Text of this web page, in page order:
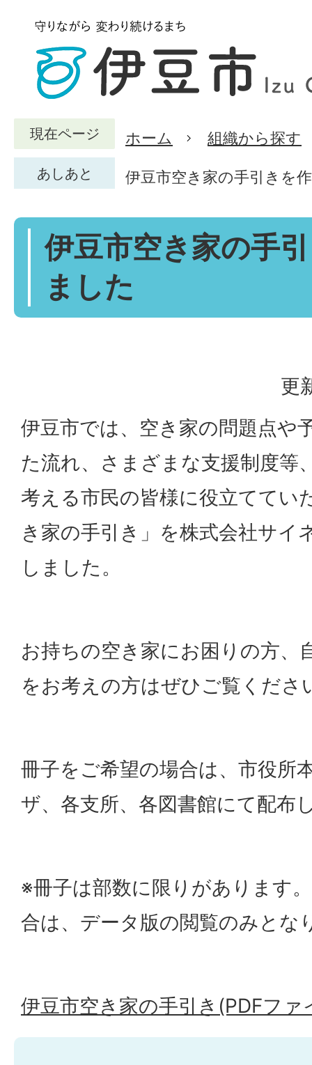
現在ページ ホーム 組織から探す
あしあと 伊豆市空き家の手引きを
伊豆市空き家の手
ました
更
伊豆市では、空き家の問題点や
た流れ、さまざまな支援制度等
考える市民の皆様に役立ててい
き家の手引き」を株式会社サイ
しました。
お持ちの空き家にお困りの方、
をお考えの方はぜひご覧くださ
冊子をご希望の場合は、市役所
ザ、各支所、各図書館にて配布
※冊子は部数に限りがあります
合は、データ版の閲覧のみとな
伊豆市空き家の手引き(PDFフ